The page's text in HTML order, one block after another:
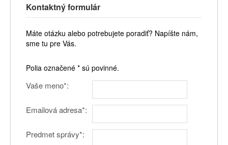
Kontaktný formulár
Máte otázku alebo potrebujete poradiť? Napíšte nám,
sme tu pre Vás.
Polia označené * sú povinné.
Vaše meno*:
Emailová adresa*:
Predmet správy*: